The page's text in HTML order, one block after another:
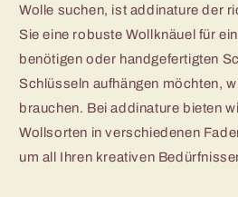
Wolle suchen, ist addinature der
Sie eine robuste Wollknäuel für
benötigen oder handgefertigten
Schlüsseln aufhängen möchten,
brauchen. Bei addinature bieten
Wollsorten in verschiedenen
um all Ihren kreativen